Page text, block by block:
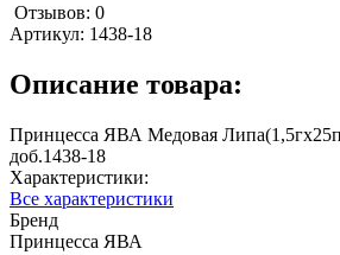
Отзывов: 0
Артикул: 1438-18
Описание товара:
Принцесса ЯВА Медовая
доб.1438-18
Характеристики:
Все характеристики
Бренд
Принцесса ЯВА